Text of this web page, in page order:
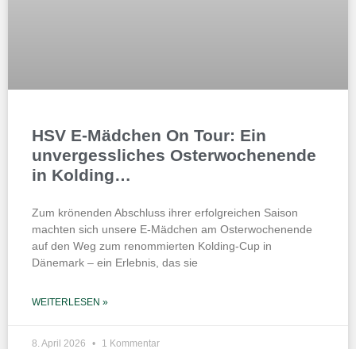
HSV E-Mädchen On Tour: Ein
unvergessliches Osterwochenende
in Kolding…
Zum krönenden Abschluss ihrer erfolgreichen Saison
machten sich unsere E-Mädchen am Osterwochenende
auf den Weg zum renommierten Kolding-Cup in
Dänemark – ein Erlebnis, das sie
WEITERLESEN »
8. April 2026 1 Kommentar